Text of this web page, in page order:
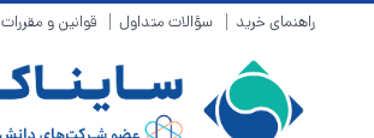
راهنمای خرید سؤالات متداول قوانین و مقررات